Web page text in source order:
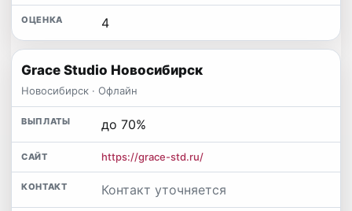
4
Grace Studio Новосибирск
Новосибирск · Офлайн
до 70%
https://grace-std.ru/
Контакт уточняется